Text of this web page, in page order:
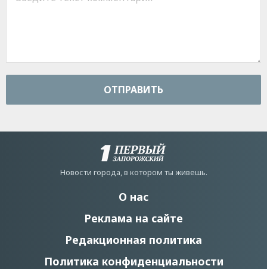
ОТПРАВИТЬ
Новости города, в котором ты живешь.
О нас
Реклама на сайте
Редакционная политика
Политика конфиденциальности